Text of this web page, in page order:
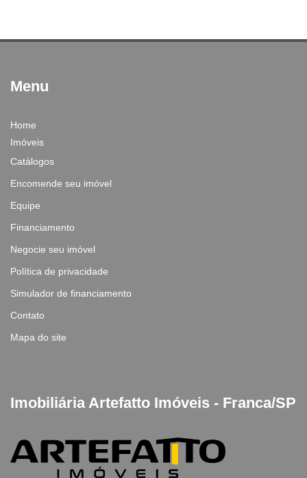
Menu
Home
Imóveis
Catálogos
Encomende seu imóvel
Equipe
Financiamento
Negocie seu imóvel
Política de privacidade
Simulador de financiamento
Contato
Mapa do site
Imobiliária Artefatto Imóveis - Franca/SP